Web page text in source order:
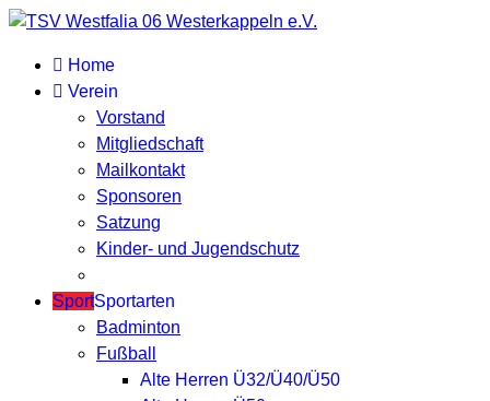
Home
Verein
Vorstand
Mitgliedschaft
Mailkontakt
Sponsoren
Satzung
Kinder- und Jugendschutz
SportSportarten
Badminton
Fußball
Alte Herren Ü32/Ü40/Ü50